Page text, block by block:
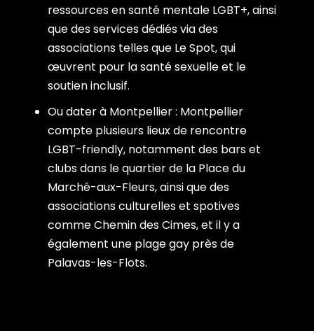
ressources en santé mentale LGBT+, ainsi
que des services dédiés via des
associations telles que Le Spot, qui
œuvrent pour la santé sexuelle et le
soutien inclusif.
Ou dater à Montpellier : Montpellier
compte plusieurs lieux de rencontre
LGBT-friendly, notamment des bars et
clubs dans le quartier de la Place du
Marché-aux-Fleurs, ainsi que des
associations culturelles et spotives
comme Chemin des Cimes, et il y a
également une plage gay près de
Palavas-les-Flots.